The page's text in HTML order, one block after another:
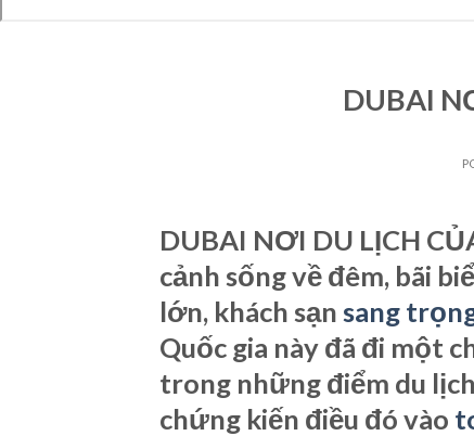
DUBAI
DUBAI NƠI DU LỊCH
cảnh sống về đêm, bãi
lớn, khách sạn sang
Quốc gia này đã đi một
trong những điểm du
chứng kiến ​​điều đó vào